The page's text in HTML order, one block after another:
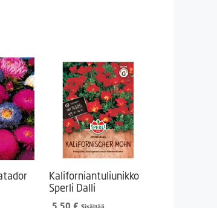
Kaliforniantuliunikko
Sperli Dalli